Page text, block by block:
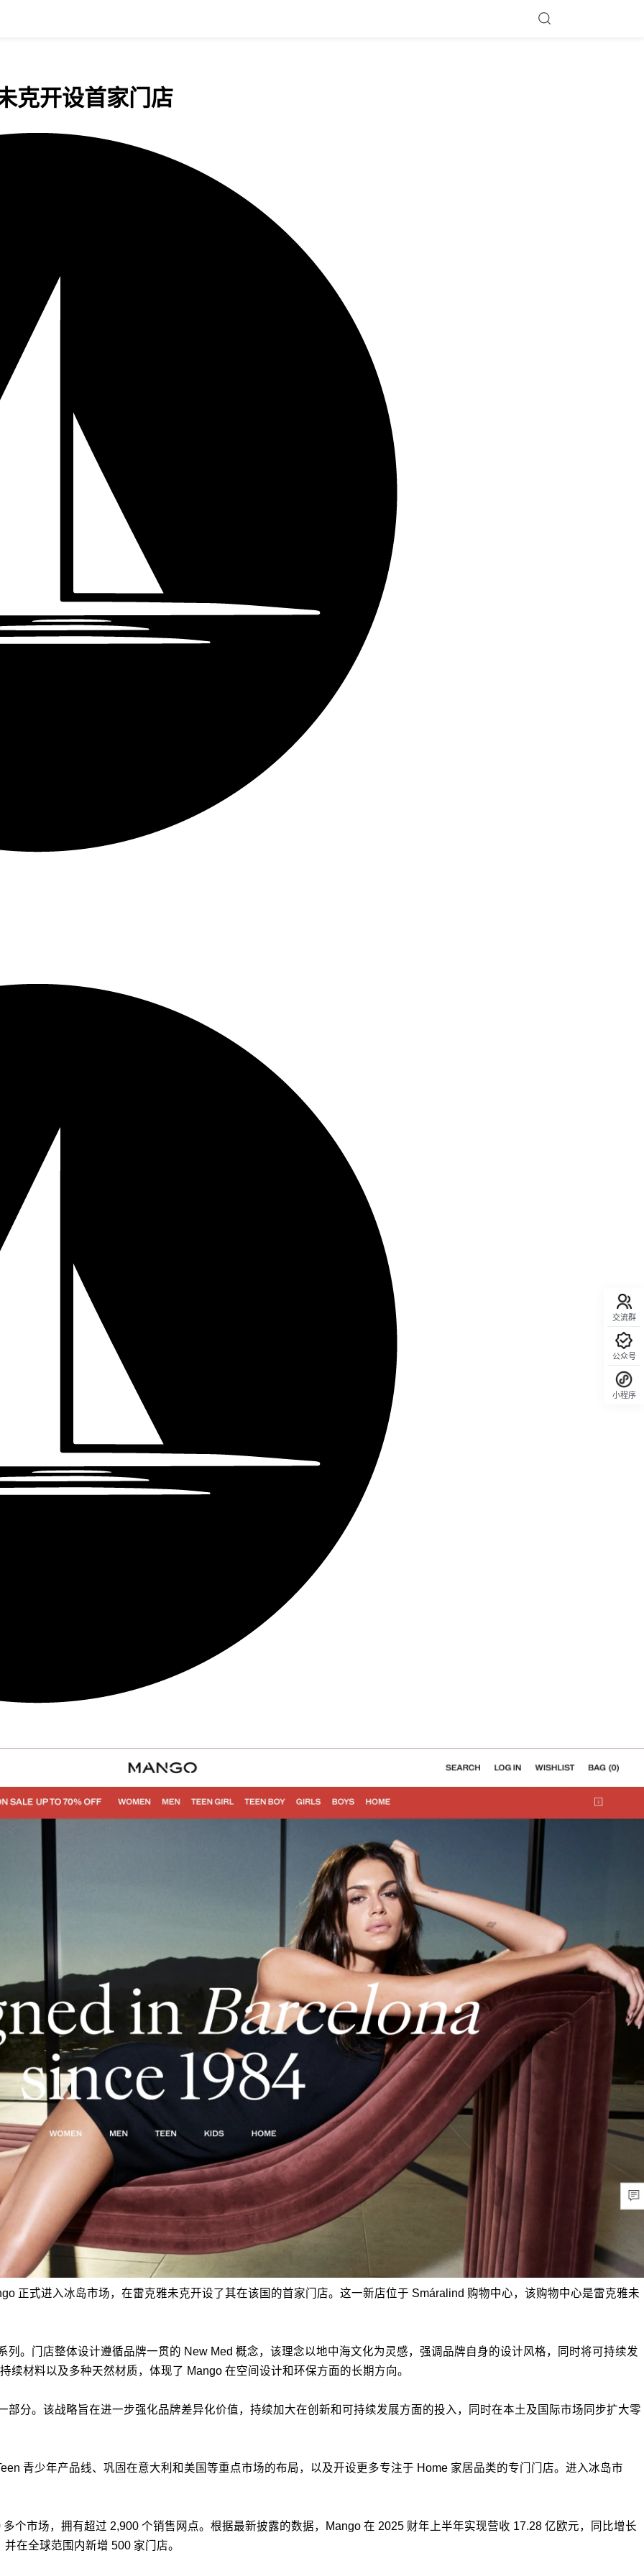
克开设首家门店
正式进入冰岛市场，在雷克雅未克开设了其在该国的首家门店。这一新店位于 Smáralind 购物中心，该购物中心是雷克雅未
。门店整体设计遵循品牌一贯的 New Med 概念，该理念以地中海文化为灵感，强调品牌自身的设计风格，同时将可持续发
材料以及多种天然材质，体现了 Mango 在空间设计和环保方面的长期方向。
部分。该战略旨在进一步强化品牌差异化价值，持续加大在创新和可持续发展方面的投入，同时在本土及国际市场同步扩大零
青少年产品线、巩固在意大利和美国等重点市场的布局，以及开设更多专注于 Home 家居品类的专门门店。进入冰岛市
个市场，拥有超过 2,900 个销售网点。根据最新披露的数据，Mango 在 2025 财年上半年实现营收 17.28 亿欧元，同比增长
在全球范围内新增 500 家门店。
交流群
公众号
小程序